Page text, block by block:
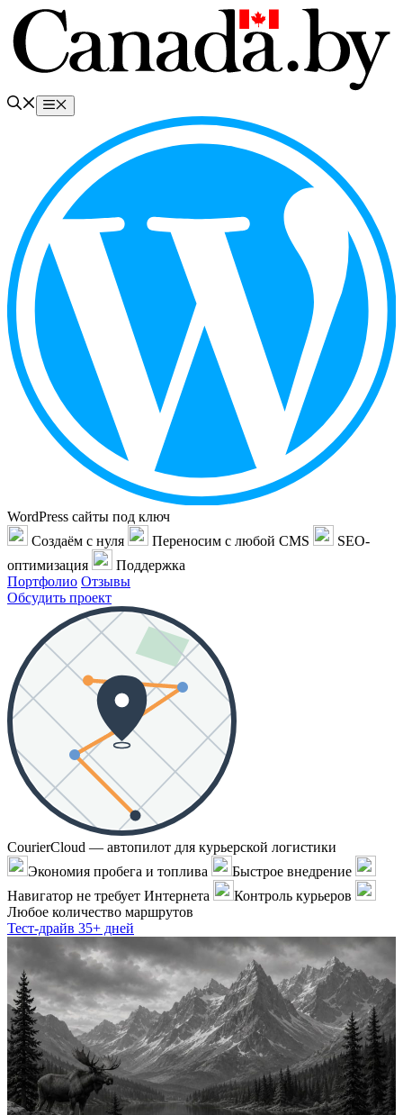
Перейти
содержимому
Меню
WordPress сайты под ключ
Создаём с нуля
Переносим с любой CMS
SEO-
оптимизация
Поддержка
Портфолио Отзывы
Обсудить проект
CourierCloud — автопилот для курьерской логистики
Экономия пробега и топлива
Быстрое внедрение
Навигатор не требует Интернета
Контроль курьеров
Любое количество маршрутов
Тест-драйв 35+ дней